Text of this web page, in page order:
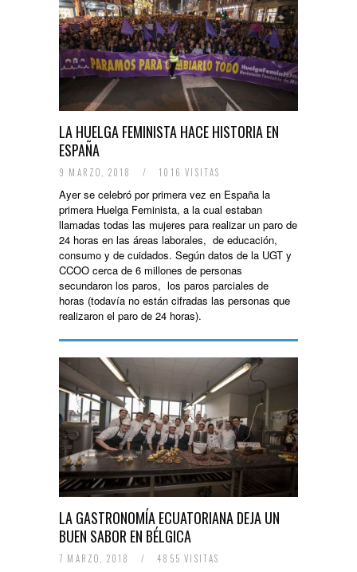
LA HUELGA FEMINISTA HACE HISTORIA EN
ESPAÑA
9 MARZO, 2018 / 1016 VISITAS
Ayer se celebró por primera vez en España la
primera Huelga Feminista, a la cual estaban
llamadas todas las mujeres para realizar un paro de
24 horas en las áreas laborales, de educación,
consumo y de cuidados. Según datos de la UGT y
CCOO cerca de 6 millones de personas
secundaron los paros, los paros parciales de
horas (todavía no están cifradas las personas que
realizaron el paro de 24 horas).
LA GASTRONOMÍA ECUATORIANA DEJA UN
BUEN SABOR EN BÉLGICA
7 MARZO, 2018 / 4855 VISITAS